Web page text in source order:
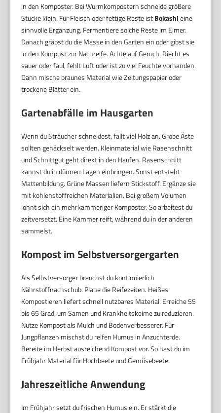
in den Komposter. Bei Wurmkompostern schneide größere
Stücke klein. Für Fleisch oder fettige Reste istBokashieine
sinnvolle Ergänzung. Fermentiere solche Reste im Eimer.
Danach gräbst du die Masse in den Garten ein oder gibst sie
in den Kompost zur Nachreife. Achte auf Geruch. Riecht es
sauer oder faul, fehlt Luft oder ist zu viel Feuchte vorhanden.
Dann mische braunes Material wie Zeitungspapier oder
trockene Blätter ein.
Gartenabfälle im Hausgarten
Wenn du Sträucher schneidest, fällt viel Holz an. Grobe Äste
sollten gehäckselt werden. Kleinmaterial wie Rasenschnitt
und Schnittgut geht direkt in den Haufen. Rasenschnitt
kannst du in dünnen Lagen einbringen. Sonst entsteht
Mattenbildung. Grüne Massen liefern Stickstoff. Ergänze sie
mit kohlenstoffreichen Materialien. Bei großem Volumen
lohnt sich ein mehrkammeriger Komposter. So arbeitest du
zeitversetzt. Eine Kammer reift, während du in der anderen
sammelst.
Kompost im Selbstversorgergarten
Als Selbstversorger brauchst du kontinuierlich
Nährstoffnachschub. Plane die Reifezeiten. Heißes
Kompostieren liefert schnell nutzbares Material. Erreiche 55
bis 65 Grad, um Samen und Krankheitskeime zu reduzieren.
Nutze Kompost als Mulch und Bodenverbesserer. Für
Jungpflanzen mischst du reifen Humus in Anzuchterde.
Bereite im Herbst ausreichend Kompost vor. So hast du im
Frühjahr Material für Hochbeete und Gemüsebeete.
Jahreszeitliche Anwendung
Im Frühjahr setzt du frischen Humus ein. Er stärkt die